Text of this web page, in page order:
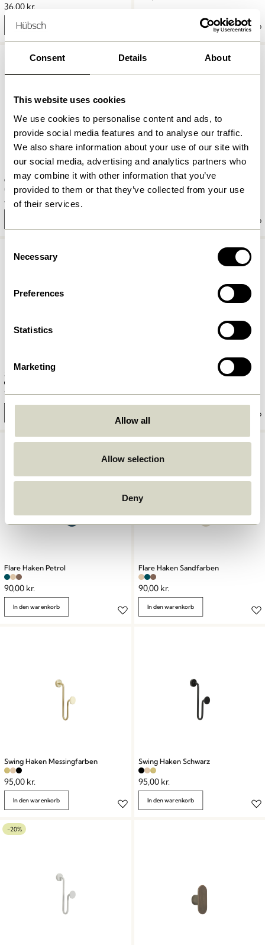
Consent Details About
This website uses cookies
We use cookies to personalise content and ads, to
provide social media features and to analyse our traffic.
We also share information about your use of our site with
our social media, advertising and analytics partners who
may combine it with other information that you’ve
provided to them or that they’ve collected from your use
of their services.
Selection
Necessary
Preferences
Statistics
Marketing
Allow all
Allow selection
Deny
36,00 kr.
In den warenkorb
Care Bilderleiste Small Hellgrau
419,00kr.
-20%
Shack Magazinhalter Rot
Shack Magazinhalter Schwarz
1.049,00kr.
Flare Haken Brüniertes messing
90,00kr.
Flare Haken Petrol
90,00 kr.
In den warenkorb
Flare Haken Sandfarben
90,00 kr.
In den warenkorb
Swing Haken Messingfarben
95,00 kr.
In den warenkorb
Swing Haken Schwarz
95,00 kr.
In den warenkorb
-20%